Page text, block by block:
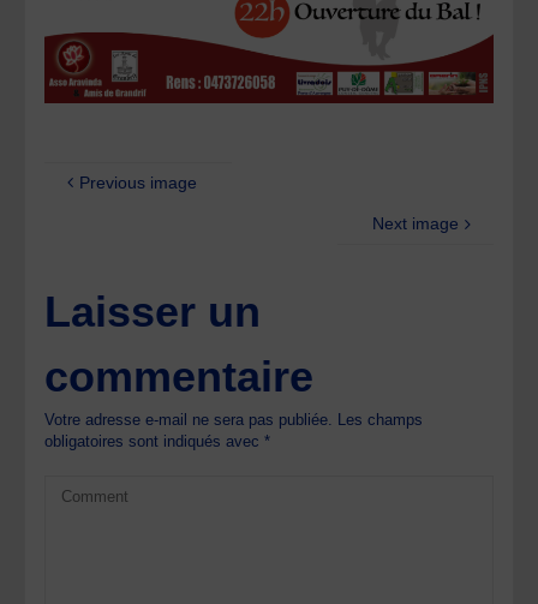
Previous image
Next image
Laisser un
commentaire
Votre adresse e-mail ne sera pas publiée. Les champs
obligatoires sont indiqués avec*